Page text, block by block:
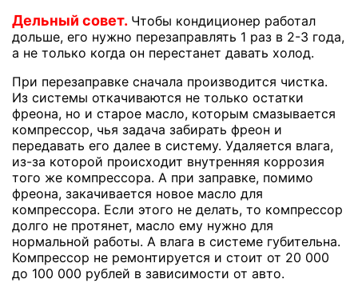
Дельный совет. Чтобы кондиционер работал
дольше, его нужно перезаправлять 1 раз в 2-3 года,
а не только когда он перестанет давать холод.
При перезаправке сначала производится чистка.
Из системы откачиваются не только остатки
фреона, но и старое масло, которым смазывается
компрессор, чья задача забирать фреон и
передавать его далее в систему. Удаляется влага,
из-за которой происходит внутренняя коррозия
того же компрессора. А при заправке, помимо
фреона, закачивается новое масло для
компрессора. Если этого не делать, то компрессор
долго не протянет, масло ему нужно для
нормальной работы. А влага в системе губительна.
Компрессор не ремонтируется и стоит от 20 000
до 100 000 рублей в зависимости от авто.